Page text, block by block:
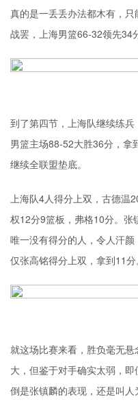
真的是一丢丢办法都木有，
战罢，上海男篮66-32领先34
到了第四节，上海队继续练
男篮主场88-52大胜36分，拿
继续全联盟垫底。
上海队4人得分上双，古德温
权12分9篮板，弗格10分。张
唯一没有得分的人，令人汗
仅张高铭得分上双，拿到11分
就这场比赛来看，胜负毫无
大，但鉴于对手确实太弱，即
倒是张镇麟的表现，还是叫